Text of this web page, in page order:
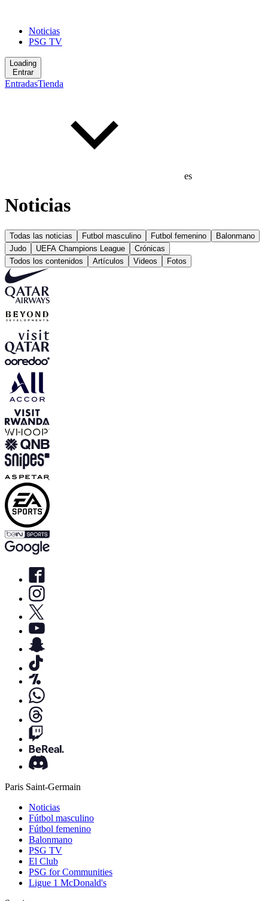
Noticias
PSG TV
Loading
Entrar
EntradasTienda
es
Noticias
Todas las noticias Futbol masculino Futbol femenino
Balonmano
Judo
UEFA Champions League
Crónicas
Todos los contenidos
Artículos Videos Fotos
Paris Saint-Germain
Noticias
Fútbol masculino
Fútbol femenino
Balonmano
PSG TV
El Club
PSG for Communities
Ligue 1 McDonald's